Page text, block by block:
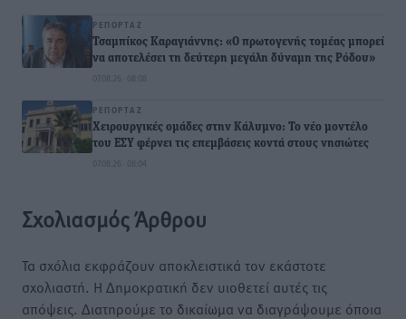
ΡΕΠΟΡΤΆΖ
Τσαμπίκος Καραγιάννης: «Ο πρωτογενής τομέας μπορεί
να αποτελέσει τη δεύτερη μεγάλη δύναμη της Ρόδου»
07.08.26 · 08:08
ΡΕΠΟΡΤΆΖ
Χειρουργικές ομάδες στην Κάλυμνο: Το νέο μοντέλο
του ΕΣΥ φέρνει τις επεμβάσεις κοντά στους νησιώτες
07.08.26 · 08:04
Σχολιασμός Άρθρου
Τα σχόλια εκφράζουν αποκλειστικά τον εκάστοτε
σχολιαστή. Η Δημοκρατική δεν υιοθετεί αυτές τις
απόψεις. Διατηρούμε το δικαίωμα να διαγράψουμε όποια